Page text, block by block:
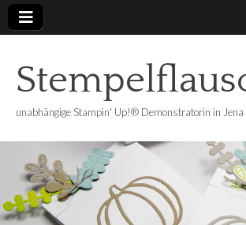
unabhängige Stampin' Up!® Demonstratorin in Jena